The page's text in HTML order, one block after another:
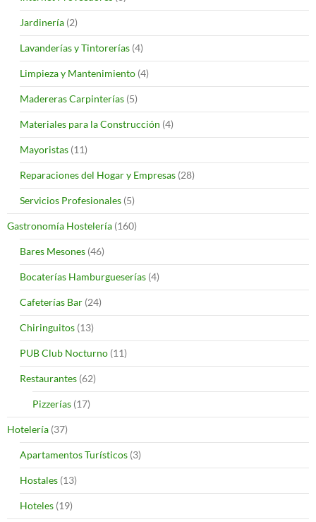
Jardinería (2)
Lavanderías y Tintorerías (4)
Limpieza y Mantenimiento (4)
Madereras Carpinterías (5)
Materiales para la Construcción (4)
Mayoristas (11)
Reparaciones del Hogar y Empresas (28)
Servicios Profesionales (5)
Gastronomía Hostelería (160)
Bares Mesones (46)
Bocaterías Hamburgueserías (4)
Cafeterías Bar (24)
Chiringuitos (13)
PUB Club Nocturno (11)
Restaurantes (62)
Pizzerías (17)
Hotelería (37)
Apartamentos Turísticos (3)
Hostales (13)
Hoteles (19)